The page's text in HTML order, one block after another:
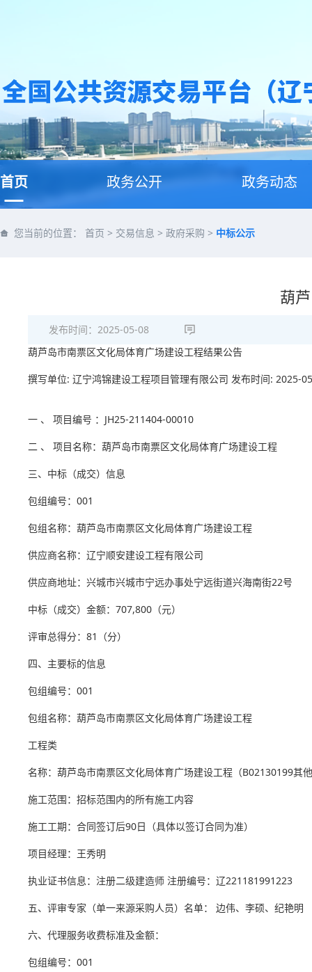
首页 政务公开 政务动态
您当前的位置： 首页 > 交易信息 > 政府采购 > 中标公示
葫
发布时间： 2025-05-08
葫芦岛市南票区文化局体育广场建设工程结果公告
撰写单位: 辽宁鸿锦建设工程项目管理有限公司 发布时间: 2025-
一 、 项目编号 ：JH25-211404-00010
二 、 项目名称：葫芦岛市南票区文化局体育广场建设工程
三、中标（成交）信息
包组编号：001
包组名称：葫芦岛市南票区文化局体育广场建设工程
供应商名称：辽宁顺安建设工程有限公司
供应商地址：兴城市兴城市宁远办事处宁远街道兴海南街22号
中标（成交）金额：707,800（元）
评审总得分：81（分）
四、主要标的信息
包组编号：001
包组名称：葫芦岛市南票区文化局体育广场建设工程
工程类
名称：葫芦岛市南票区文化局体育广场建设工程（B02130199其
施工范围：招标范围内的所有施工内容
施工工期：合同签订后90日（具体以签订合同为准）
项目经理：王秀明
执业证书信息：注册二级建造师 注册编号：辽221181991223
五、评审专家（单一来源采购人员）名单： 边伟、李硕、纪艳明
六、代理服务收费标准及金额：
包组编号：001